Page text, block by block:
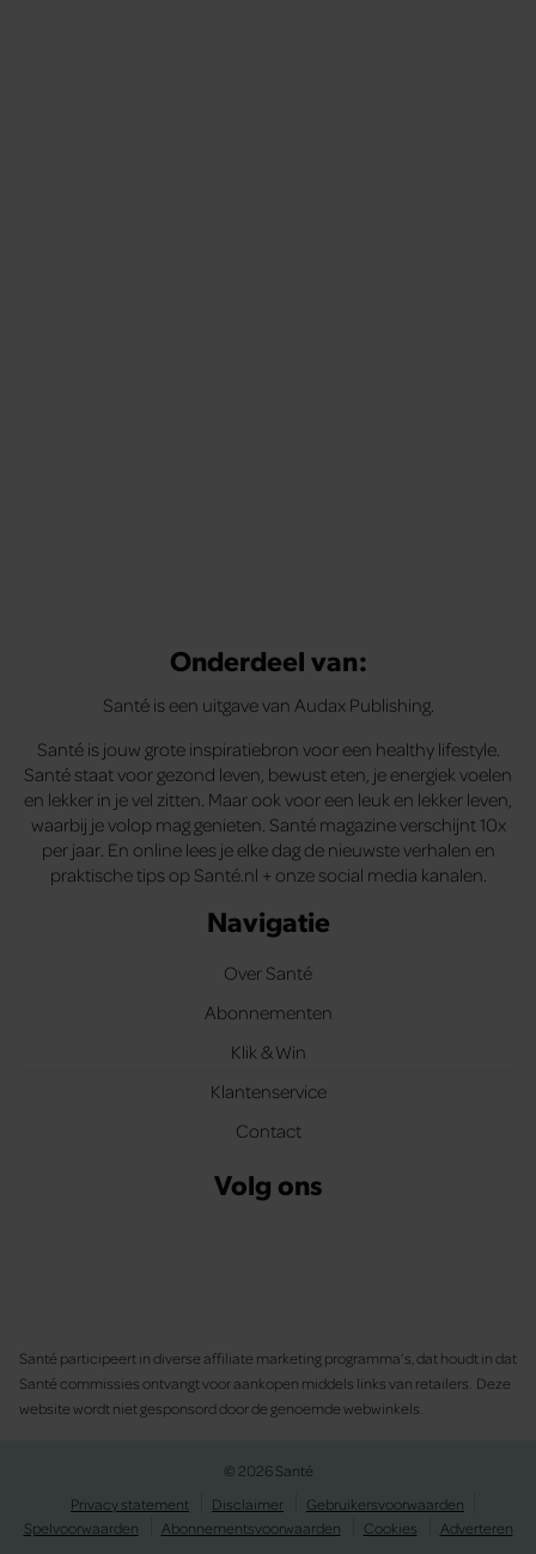
Onderdeel van:
Santé is een uitgave van Audax Publishing.
Santé is jouw grote inspiratiebron voor een healthy lifestyle.
Santé staat voor gezond leven, bewust eten, je energiek voelen
en lekker in je vel zitten. Maar ook voor een leuk en lekker leven,
waarbij je volop mag genieten. Santé magazine verschijnt 10x
per jaar. En online lees je elke dag de nieuwste verhalen en
praktische tips op Santé.nl + onze social media kanalen.
Navigatie
Over Santé
Abonnementen
Klik & Win
Klantenservice
Contact
Volg ons
Santé participeert in diverse affiliate marketing programma’s, dat houdt in dat
Santé commissies ontvangt voor aankopen middels links van retailers. Deze
website wordt niet gesponsord door de genoemde webwinkels.
© 2026 Santé
Privacy statement
Disclaimer
Gebruikersvoorwaarden
Spelvoorwaarden
Abonnementsvoorwaarden Cookies
Adverteren